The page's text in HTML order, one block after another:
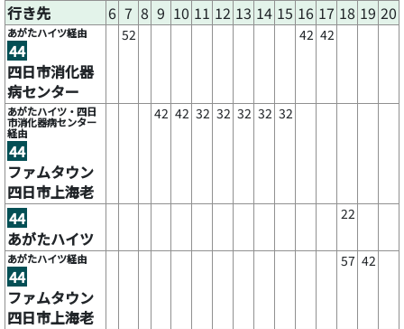
行き先
6 7 8 9 10 11 12 13 14 15 16 17 18 19 20
あがたハイツ経由
44
四日市消化器
病センター
52 42 42
あがたハイツ・四日
市消化器病センター
経由
44
ファムタウン
四日市上海老
42 42 32 32 32 32 32
44
あがたハイツ
22
あがたハイツ経由
44
ファムタウン
四日市上海老
57 42